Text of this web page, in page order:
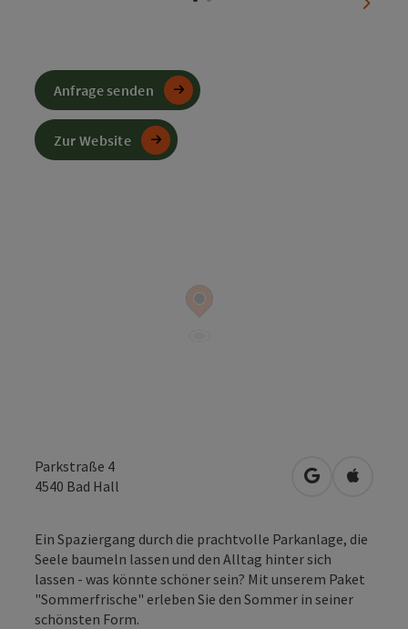
Parkstraße 4
4540 Bad Hall in Google
in
Ein Spaziergang durch die prachtvolle Parkanlage, die
Seele baumeln lassen und den Alltag hinter sich
lassen - was könnte schöner sein? Mit unserem Paket
"Sommerfrische" erleben Sie den Sommer in seiner
schönsten Form.
Anfrage senden
Zur Website